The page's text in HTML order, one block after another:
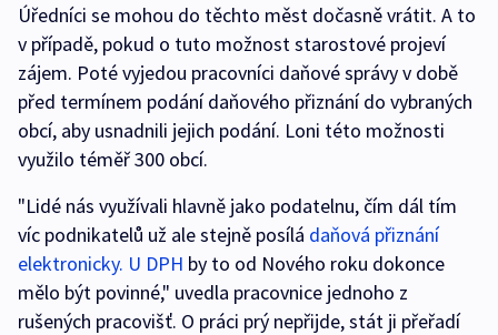
Úředníci se mohou do těchto měst dočasně vrátit. A to
v případě, pokud o tuto možnost starostové projeví
zájem. Poté vyjedou pracovníci daňové správy v době
před termínem podání daňového přiznání do vybraných
obcí, aby usnadnili jejich podání. Loni této možnosti
využilo téměř 300 obcí.
"Lidé nás využívali hlavně jako podatelnu, čím dál tím
víc podnikatelů už ale stejně posílá daňová přiznání
elektronicky. U DPH by to od Nového roku dokonce
mělo být povinné," uvedla pracovnice jednoho z
rušených pracovišť. O práci prý nepřijde, stát ji přeřadí